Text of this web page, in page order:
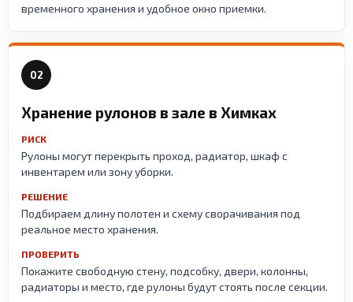
временного хранения и удобное окно приемки.
02
Хранение рулонов в зале в Химках
РИСК
Рулоны могут перекрыть проход, радиатор, шкаф с
инвентарем или зону уборки.
РЕШЕНИЕ
Подбираем длину полотен и схему сворачивания под
реальное место хранения.
ПРОВЕРИТЬ
Покажите свободную стену, подсобку, двери, колонны,
радиаторы и место, где рулоны будут стоять после секции.